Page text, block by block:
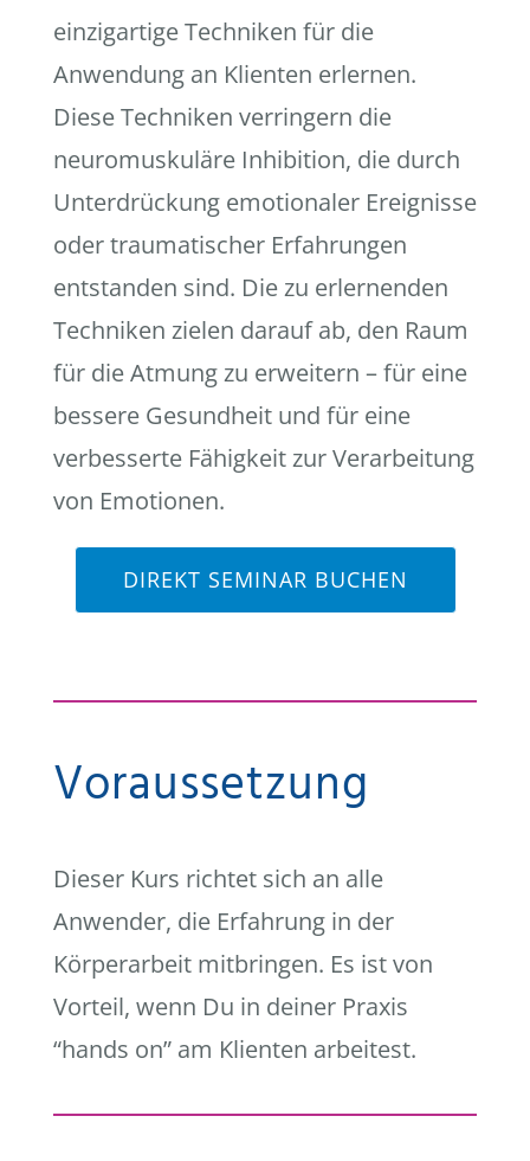
einzigartige Techniken für die
Anwendung an Klienten erlernen.
Diese Techniken verringern die
neuromuskuläre Inhibition, die durch
Unterdrückung emotionaler Ereignisse
oder traumatischer Erfahrungen
entstanden sind. Die zu erlernenden
Techniken zielen darauf ab, den Raum
für die Atmung zu erweitern – für eine
bessere Gesundheit und für eine
verbesserte Fähigkeit zur Verarbeitung
von Emotionen.
DIREKT SEMINAR BUCHEN
Voraussetzung
Dieser Kurs richtet sich an alle
Anwender, die Erfahrung in der
Körperarbeit mitbringen. Es ist von
Vorteil, wenn Du in deiner Praxis
“hands on” am Klienten arbeitest.